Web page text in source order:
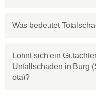
Was bedeutet
Lohnt sich ein
Unfallschaden in Burg
ota)?